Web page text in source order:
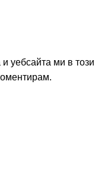
уебсайта ми в този